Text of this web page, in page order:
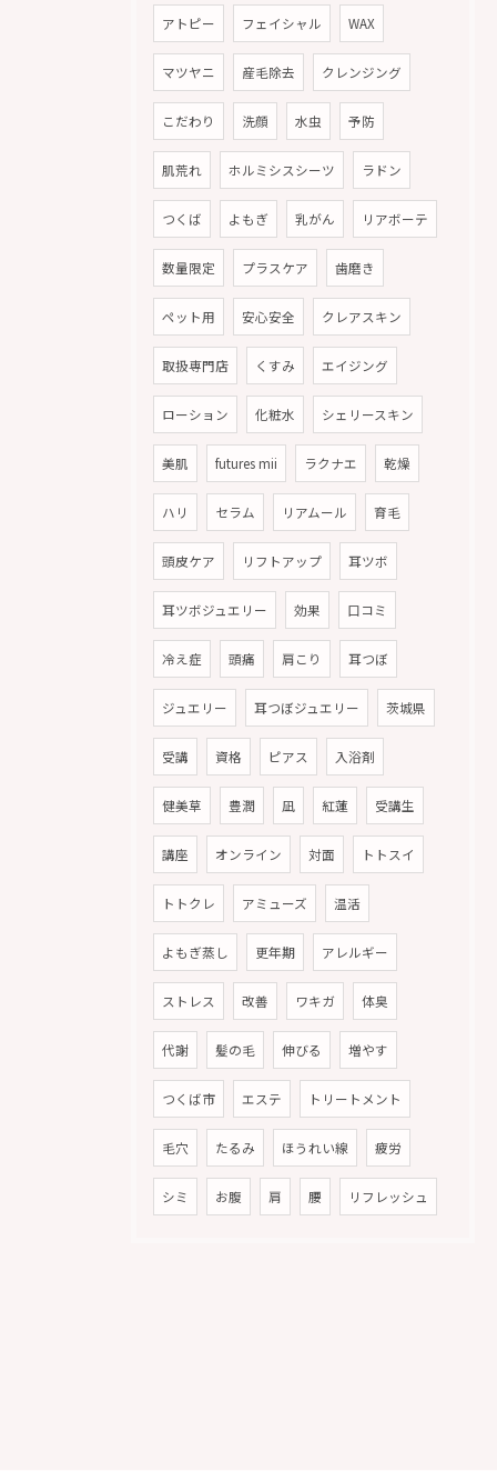
アトピー フェイシャル WAX
マツヤニ 産毛除去 クレンジング
こだわり 洗顔 水虫 予防
肌荒れ ホルミシスシーツ ラドン
つくば よもぎ 乳がん リアボーテ
数量限定 プラスケア 歯磨き
ペット用 安心安全 クレアスキン
取扱専門店 くすみ エイジング
ローション 化粧水 シェリースキン
美肌 futures mii ラクナエ 乾燥
ハリ セラム リアムール 育毛
頭皮ケア リフトアップ 耳ツボ
耳ツボジュエリー 効果 口コミ
冷え症 頭痛 肩こり 耳つぼ
ジュエリー 耳つぼジュエリー 茨城県
受講 資格 ピアス 入浴剤
健美草 豊潤 凪 紅蓮 受講生
講座 オンライン 対面 トトスイ
トトクレ アミューズ 温活
よもぎ蒸し 更年期 アレルギー
ストレス 改善 ワキガ 体臭
代謝 髪の毛 伸びる 増やす
つくば市 エステ トリートメント
毛穴 たるみ ほうれい線 疲労
シミ お腹 肩 腰 リフレッシュ